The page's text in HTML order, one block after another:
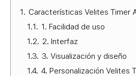
1. Características Velites Timer
1.1. 1. Facilidad de uso
1.2. 2. Interfaz
1.3. 3. Visualización y diseño
1.4. 4. Personalización Velites